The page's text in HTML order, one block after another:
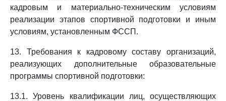
кадровым и материально-техническим условиям
реализации этапов спортивной подготовки и иным
условиям, установленным ФССП.
13. Требования к кадровому составу организаций,
реализующих дополнительные образовательные
программы спортивной подготовки:
13.1. Уровень квалификации лиц, осуществляющих